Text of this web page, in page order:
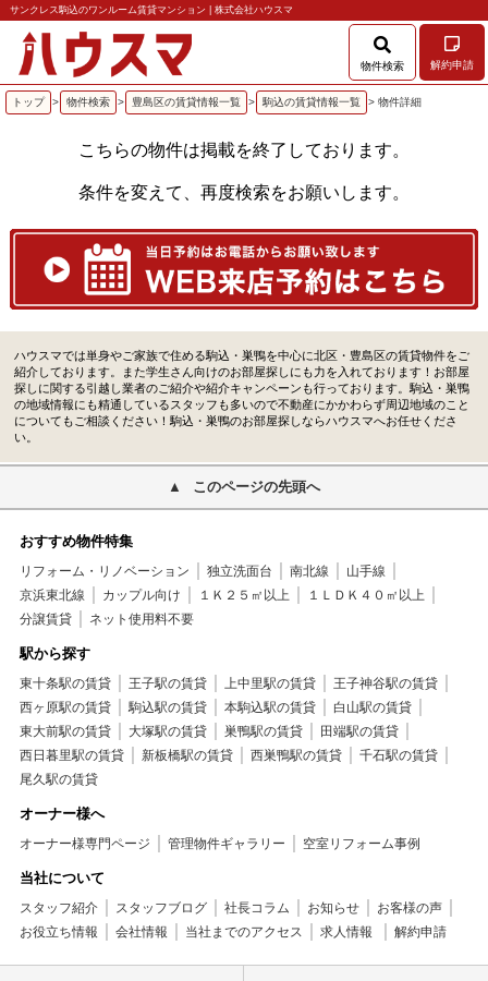
サンクレス駒込のワンルーム賃貸マンション | 株式会社ハウスマ
物件検索 解約申請
トップ > 物件検索 > 豊島区の賃貸情報一覧 > 駒込の賃貸情報一覧 > 物件詳細
こちらの物件は掲載を終了しております。
条件を変えて、再度検索をお願いします。
ハウスマでは単身やご家族で住める駒込・巣鴨を中心に北区・豊島区の賃貸物件をご
紹介しております。また学生さん向けのお部屋探しにも力を入れております！お部屋
探しに関する引越し業者のご紹介や紹介キャンペーンも行っております。駒込・巣鴨
の地域情報にも精通しているスタッフも多いので不動産にかかわらず周辺地域のこと
についてもご相談ください！駒込・巣鴨のお部屋探しならハウスマへお任せくださ
い。
このページの先頭へ
おすすめ物件特集
リフォーム・リノベーション 独立洗面台 南北線
山手線
京浜東北線
カップル向け １Ｋ２５㎡以上
１ＬＤＫ４０㎡以上
分譲賃貸
ネット使用料不要
駅から探す
東十条駅の賃貸 王子駅の賃貸 上中里駅の賃貸
王子神谷駅の賃貸
西ヶ原駅の賃貸
駒込駅の賃貸 本駒込駅の賃貸
白山駅の賃貸
東大前駅の賃貸
大塚駅の賃貸 巣鴨駅の賃貸
田端駅の賃貸
西日暮里駅の賃貸
新板橋駅の賃貸 西巣鴨駅の賃貸
千石駅の賃貸
尾久駅の賃貸
オーナー様へ
オーナー様専門ページ 管理物件ギャラリー 空室リフォーム事例
当社について
スタッフ紹介 スタッフブログ 社長コラム お知らせ
お客様の声
お役立ち情報
会社情報 当社までのアクセス 求人情報 解約申請